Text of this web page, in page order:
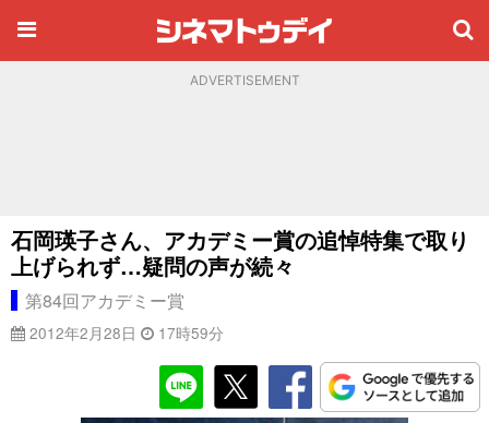
ADVERTISEMENT
石岡瑛子さん、アカデミー賞の追悼特集で取り
上げられず…疑問の声が続々
第84回アカデミー賞
2012年2月28日 17時59分